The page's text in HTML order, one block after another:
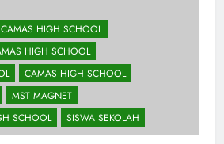
HIGH SCHOOL
HIGH SCHOOL
CAMAS HIGH SCHOOL
MST MAGNET
SCHOOL
SISWA SEKOLAH